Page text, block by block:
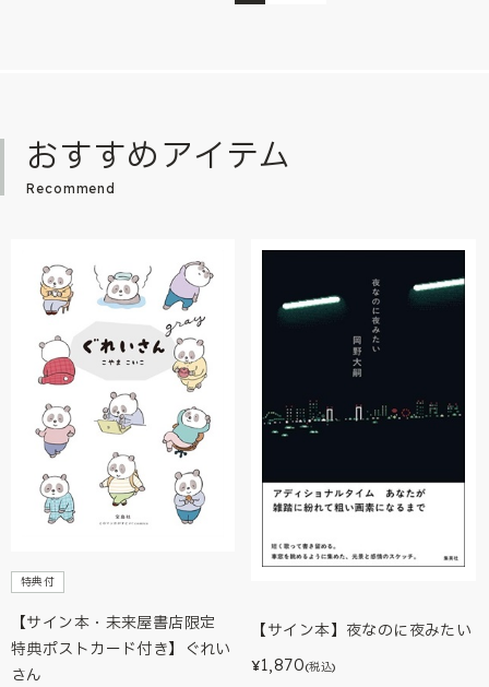
おすすめアイテム
Recommend
特典付
【サイン本・未来屋書店限定
特典ポストカード付き】ぐれい
さん
【サイン本】夜なのに夜みたい
¥1,870(税込)